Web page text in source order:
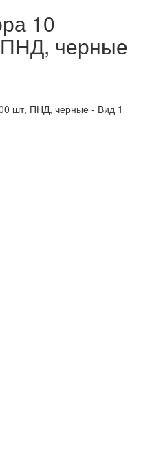
10
черные